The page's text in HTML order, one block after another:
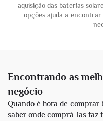
aquisição das baterias
opções ajuda a
Encontrando as
negócio
Quando é hora de comprar
saber onde comprá-las faz